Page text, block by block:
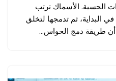
الحسية. الأسماك ترتب
البداية، ثم تدمجها لتخلق
أن طريقة دمج الحواس…